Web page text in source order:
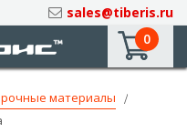
sales@tiberis.ru
0
материалы